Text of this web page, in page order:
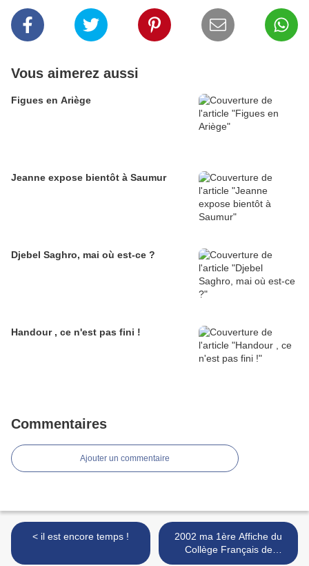
Vous aimerez aussi
Figues en Ariège
Jeanne expose bientôt à Saumur
Djebel Saghro, mai où est-ce ?
Handour , ce n'est pas fini !
Commentaires
Ajouter un commentaire
< il est encore temps !
2002 ma 1ère Affiche du
Collège Français de
Pathologie Vasculaire ! >